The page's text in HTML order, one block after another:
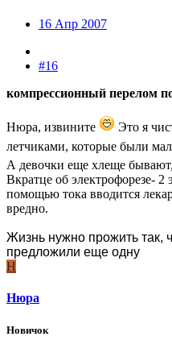
16 Апр 2007
#16
компрессионный перелом
Нюра, извините
Это я
летчиками, которые были
А девочки еще хлеще
Вкратце об электрофорезе- 2
помощью тока вводится
вредно.
Жизнь нужно прожить так,
предложили еще одну
Н
Нюра
Новичок